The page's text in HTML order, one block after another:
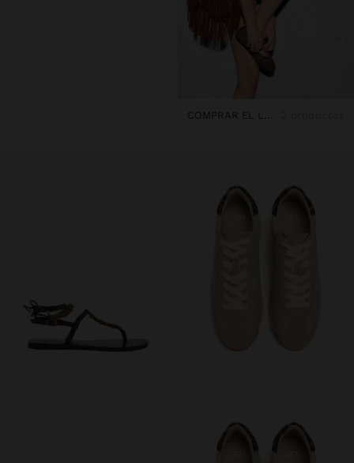
COMPRAR EL LOOK